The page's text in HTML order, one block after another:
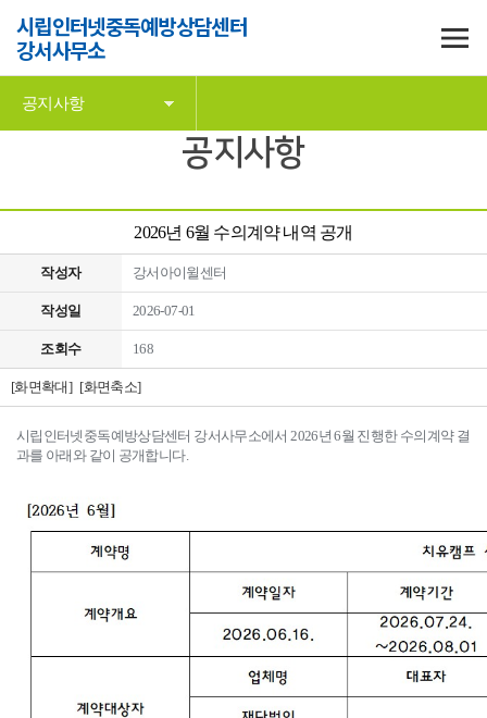
시립인터넷중독예방상담센터
강서사무소
공지사항
공지사항
2026년 6월 수의계약 내역 공개
작성자 강서아이윌센터
작성일 2026-07-01
조회수 168
[화면확대] [화면축소]
시립인터넷중독예방상담센터 강서사무소에서 2026년 6월 진행한 수의계약 결
과를 아래와 같이 공개합니다.